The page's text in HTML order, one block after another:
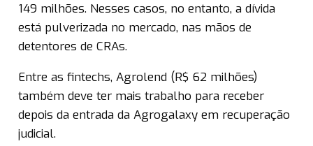
149 milhões. Nesses casos, no entanto, a dívida
está pulverizada no mercado, nas mãos de
detentores de CRAs.
Entre as fintechs, Agrolend (R$ 62 milhões)
também deve ter mais trabalho para receber
depois da entrada da Agrogalaxy em recuperação
judicial.